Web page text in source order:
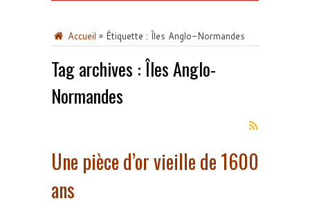
Accueil » Étiquette : Îles Anglo-Normandes
Tag archives :Îles Anglo-
Normandes
Une pièce d’or vieille de 1600
ans